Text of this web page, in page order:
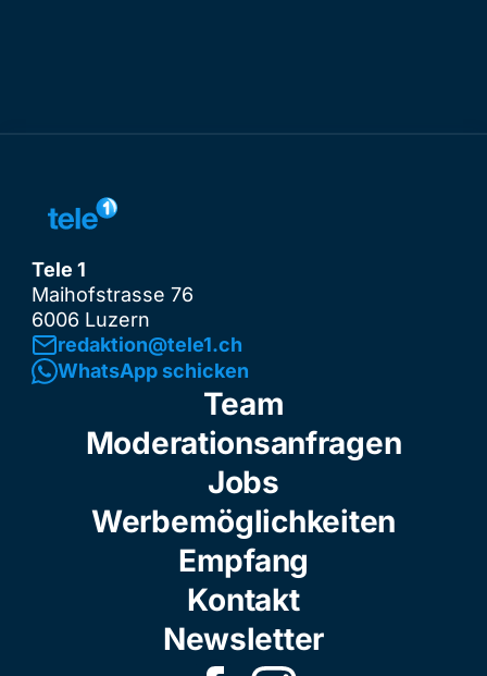
Tele 1
Maihofstrasse 76
6006 Luzern
redaktion@tele1.ch
WhatsApp schicken
Team
Moderationsanfragen
Jobs
Werbemöglichkeiten
Empfang
Kontakt
Newsletter